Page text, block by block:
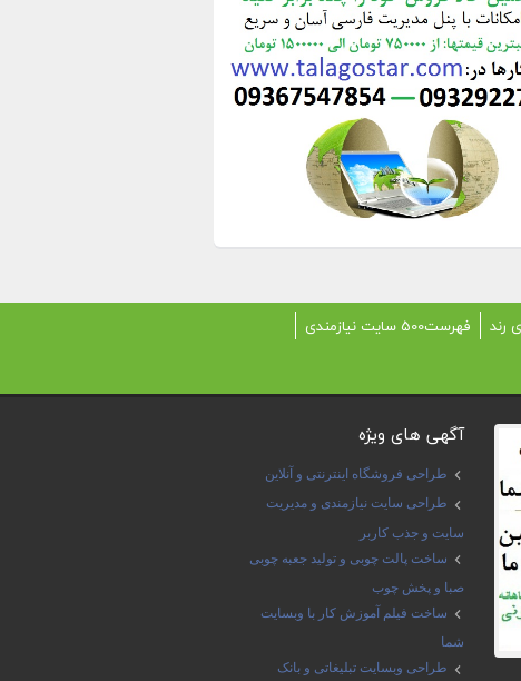
رند
فهرست500 سایت نیازمندی
آگهی های ویژه
طراحی فروشگاه اینترنتی و آنلاین
طراحی سایت نیازمندی و مدیریت
سایت و جذب کاربر
ساخت پالت چوبی و تولید جعبه چوبی
صبا و پخش چوب
ساخت فیلم آموزش کار با وبسایت
شما
طراحی وبسایت تبلیغاتی و بانک